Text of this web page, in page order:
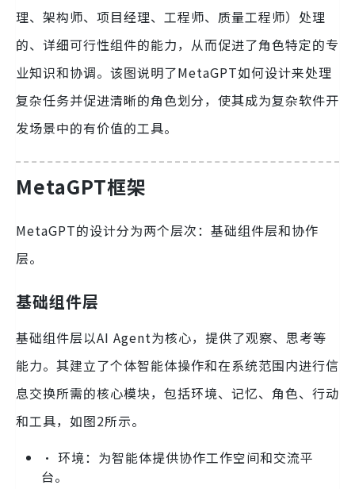
理、架构师、项目经理、工程师、质量工程师）处理
的、详细可行性组件的能力，从而促进了角色特定的专
业知识和协调。该图说明了MetaGPT如何设计来处理
复杂任务并促进清晰的角色划分，使其成为复杂软件开
发场景中的有价值的工具。
MetaGPT框架
MetaGPT的设计分为两个层次：基础组件层和协作
层。
基础组件层
基础组件层以AI Agent为核心，提供了观察、思考等
能力。其建立了个体智能体操作和在系统范围内进行信
息交换所需的核心模块，包括环境、记忆、角色、行动
和工具，如图2所示。
• 环境：为智能体提供协作工作空间和交流平
台。